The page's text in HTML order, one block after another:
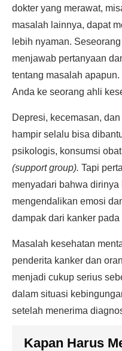
dokter yang merawat,
masalah lainnya, dapat
lebih nyaman.
menjawab pertanyaan
tentang masalah
Anda ke seorang ahli
Depresi, kecemasan,
hampir selalu bisa
psikologis, konsumsi
(support group). Tapi
menyadari bahwa
mengendalikan emosi
dampak dari kanker
Masalah kesehatan
penderita kanker dan
menjadi cukup serius
dalam situasi
setelah menerima
Kapan Harus